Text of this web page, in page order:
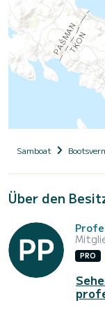
Samboat
Über den
PRO